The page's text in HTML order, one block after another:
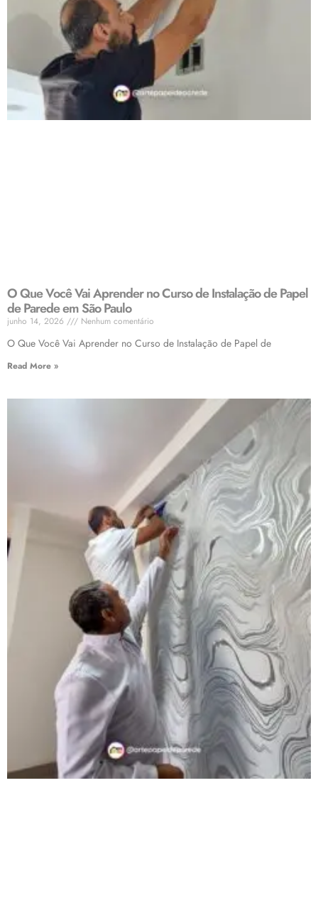
O Que Você Vai Aprender no Curso de Instalação de Papel
de Parede em São Paulo
junho 14, 2026 Nenhum comentário
O Que Você Vai Aprender no Curso de Instalação de Papel de
Read More »